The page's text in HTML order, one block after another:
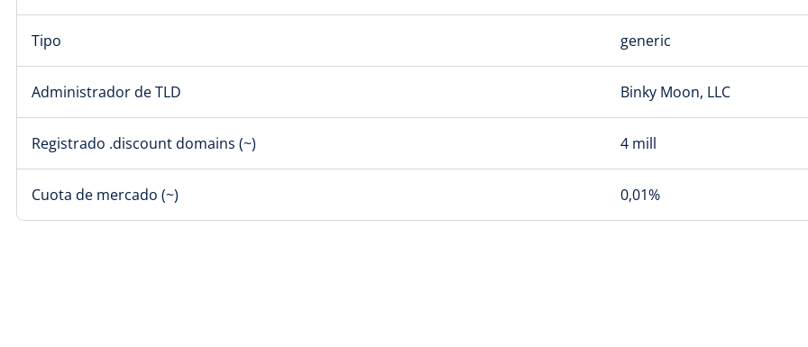
Tipo generic
Administrador de TLD Binky Moon, LLC
Registrado .discount domains (~) 4 mill
Cuota de mercado (~) 0,01%